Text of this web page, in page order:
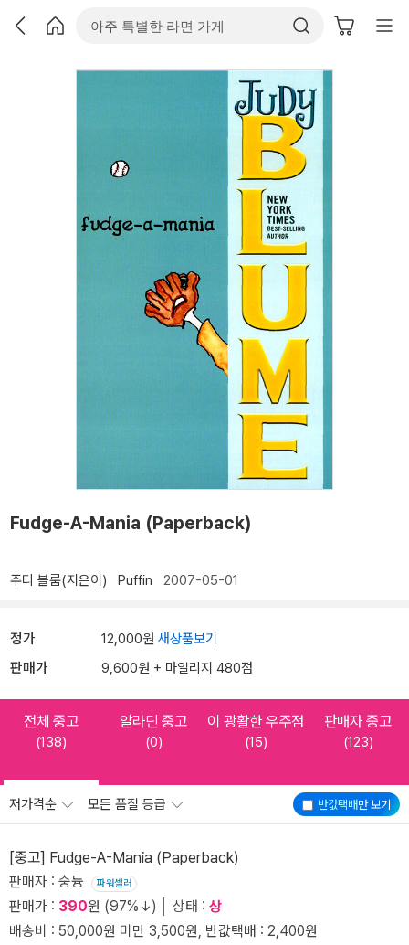
Fudge-A-Mania (Paperback)
주디 블룸(지은이) Puffin 2007-05-01
정가 12,000원 새상품보기
판매가 9,600원 + 마일리지 480점
전체 중고
(138)
알라딘 중고
(0)
이 광활한 우주점
(15)
판매자 중고
(123)
반값택배만 보기
저가격순 모든 품질 등급
[중고] Fudge-A-Mania (Paperback)
판매자 : 숭늉 파워셀러
판매가 : 390원 (97%↓) │ 상태 : 상
배송비 : 50,000원 미만 3,500원, 반값택배 : 2,400원